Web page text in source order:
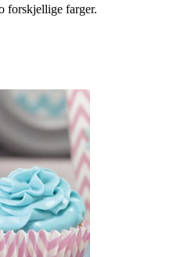
forskjellige farger.